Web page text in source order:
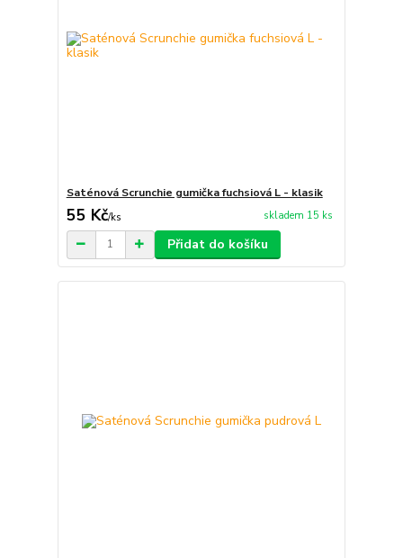
Saténová Scrunchie gumička fuchsiová L - klasik
55 Kč/ks skladem 15 ks
Přidat do košíku